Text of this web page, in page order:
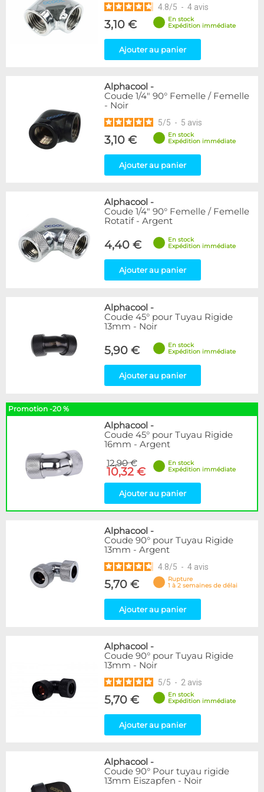
4.8/5 - 4 avis
3,10 €
En stock
Expédition immédiate
Ajouter au panier
Alphacool -
Coude 1/4" 90° Femelle / Femelle
- Noir
5/5 - 5 avis
3,10 €
En stock
Expédition immédiate
Ajouter au panier
Alphacool -
Coude 1/4" 90° Femelle / Femelle
Rotatif - Argent
4,40 €
En stock
Expédition immédiate
Ajouter au panier
Alphacool -
Coude 45° pour Tuyau Rigide
13mm - Noir
5,90 €
En stock
Expédition immédiate
Ajouter au panier
Promotion -20 %
Alphacool -
Coude 45° pour Tuyau Rigide
16mm - Argent
12,90 €
10,32 €
En stock
Expédition immédiate
Ajouter au panier
Alphacool -
Coude 90° pour Tuyau Rigide
13mm - Argent
4.8/5 - 4 avis
5,70 €
Rupture
1 à 2 semaines de délai
Ajouter au panier
Alphacool -
Coude 90° pour Tuyau Rigide
13mm - Noir
5/5 - 2 avis
5,70 €
En stock
Expédition immédiate
Ajouter au panier
Alphacool -
Coude 90° Pour tuyau rigide
13mm Eiszapfen - Noir